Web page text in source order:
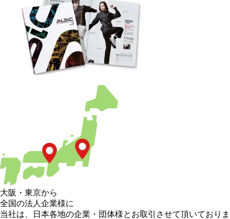
大阪 ・ 東京から
全国の法人企業様に
当社は、日本各地の企業・団体様とお取引させて頂いておりま